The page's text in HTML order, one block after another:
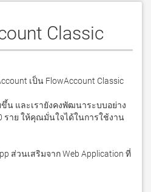
Classic
เป็น FlowAccount Classic
น และเรายังคงพัฒนาระบบอย่าง
ราย ให้คุณมั่นใจได้ในการใช้งาน
ส่วนเสริมจาก Web Application ที่